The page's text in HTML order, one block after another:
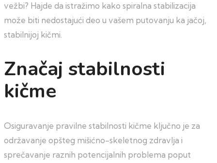
vežbi? Hajde da istražimo kako spiralna stabilizacija
može biti nedostajući deo u vašem putovanju ka jačoj,
stabilnijoj kičmi.
Značaj stabilnosti
kičme
Osiguravanje pravilne stabilnosti kičme ključno je za
održavanje opšteg mišićno-skeletnog zdravlja i
sprečavanje raznih potencijalnih problema poput